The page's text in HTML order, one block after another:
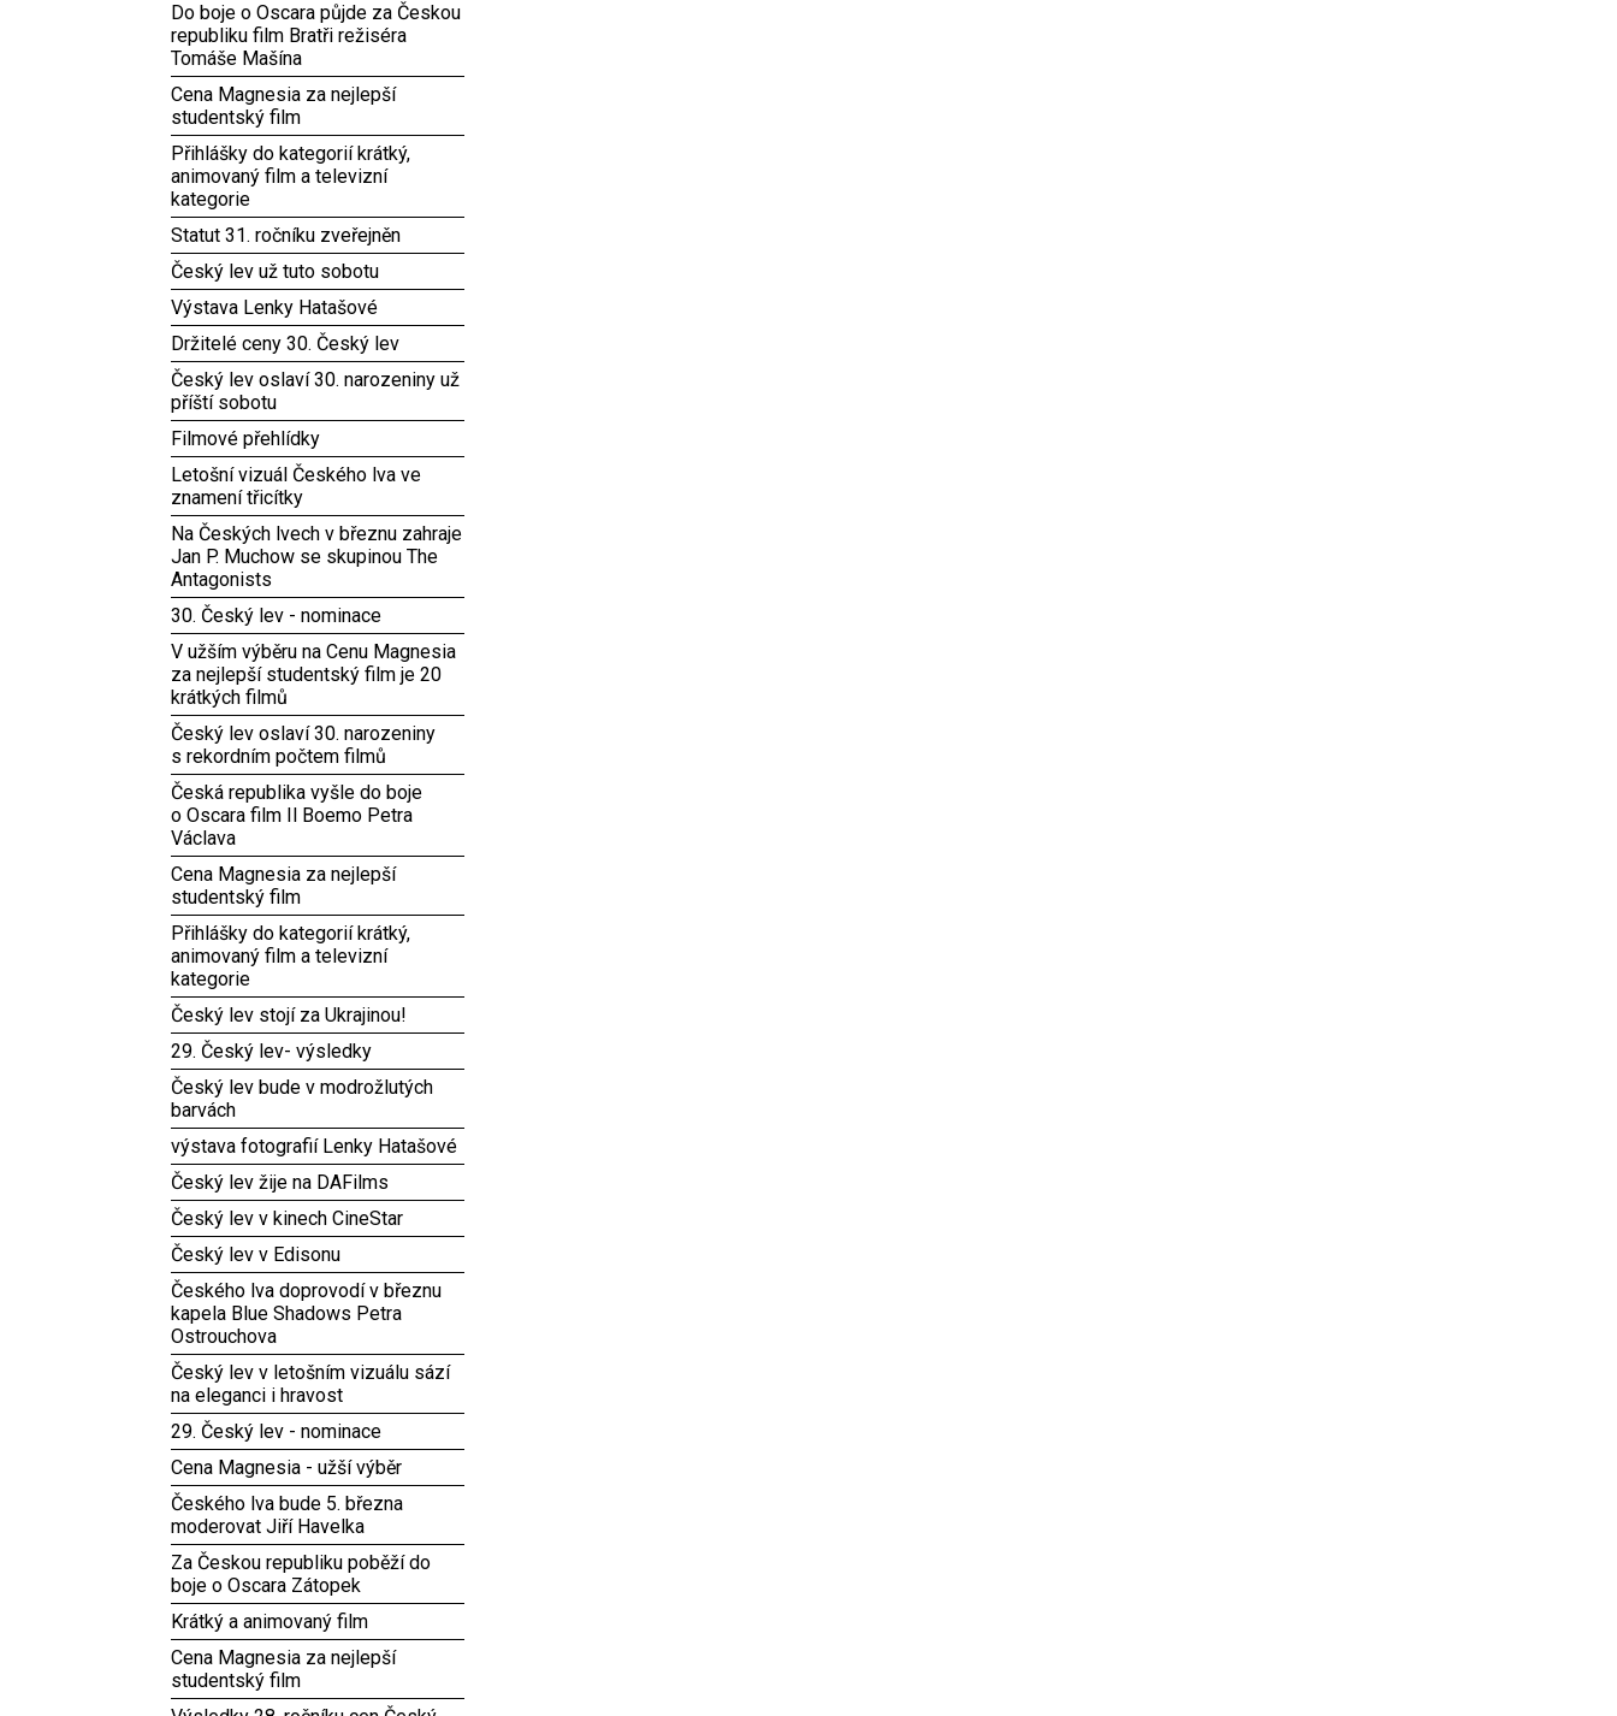
Do boje o Oscara půjde za Českou
republiku film Bratři režiséra
Tomáše Mašína
Cena Magnesia za nejlepší
studentský film
Přihlášky do kategorií krátký,
animovaný film a televizní
kategorie
Statut 31. ročníku zveřejněn
Český lev už tuto sobotu
Výstava Lenky Hatašové
Držitelé ceny 30. Český lev
Český lev oslaví 30. narozeniny už
příští sobotu
Filmové přehlídky
Letošní vizuál Českého lva ve
znamení třicítky
Na Českých lvech v březnu zahraje
Jan P. Muchow se skupinou The
Antagonists
30. Český lev - nominace
V užším výběru na Cenu Magnesia
za nejlepší studentský film je 20
krátkých filmů
Český lev oslaví 30. narozeniny
s rekordním počtem filmů
Česká republika vyšle do boje
o Oscara film Il Boemo Petra
Václava
Cena Magnesia za nejlepší
studentský film
Přihlášky do kategorií krátký,
animovaný film a televizní
kategorie
Český lev stojí za Ukrajinou!
29. Český lev- výsledky
Český lev bude v modrožlutých
barvách
výstava fotografií Lenky Hatašové
Český lev žije na DAFilms
Český lev v kinech CineStar
Český lev v Edisonu
Českého lva doprovodí v březnu
kapela Blue Shadows Petra
Ostrouchova
Český lev v letošním vizuálu sází
na eleganci i hravost
29. Český lev - nominace
Cena Magnesia - užší výběr
Českého lva bude 5. března
moderovat Jiří Havelka
Za Českou republiku poběží do
boje o Oscara Zátopek
Krátký a animovaný film
Cena Magnesia za nejlepší
studentský film